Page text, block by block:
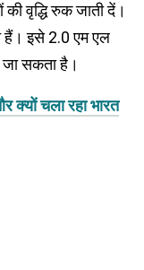
वृद्धि रुक जाती दें।
हैं। इसे 2.0 एम एल
जा सकता है।
चला रहा भारत